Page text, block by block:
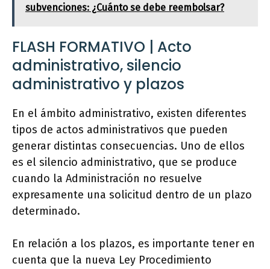
subvenciones: ¿Cuánto se debe reembolsar?
FLASH FORMATIVO | Acto
administrativo, silencio
administrativo y plazos
En el ámbito administrativo, existen diferentes
tipos de actos administrativos que pueden
generar distintas consecuencias. Uno de ellos
es el silencio administrativo, que se produce
cuando la Administración no resuelve
expresamente una solicitud dentro de un plazo
determinado.
En relación a los plazos, es importante tener en
cuenta que la nueva Ley Procedimiento